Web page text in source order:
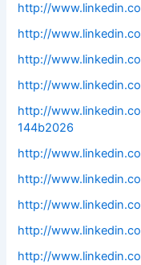
http://
http://
http://
http://
http://
144b2026
http://
http://
http://
http://
http://